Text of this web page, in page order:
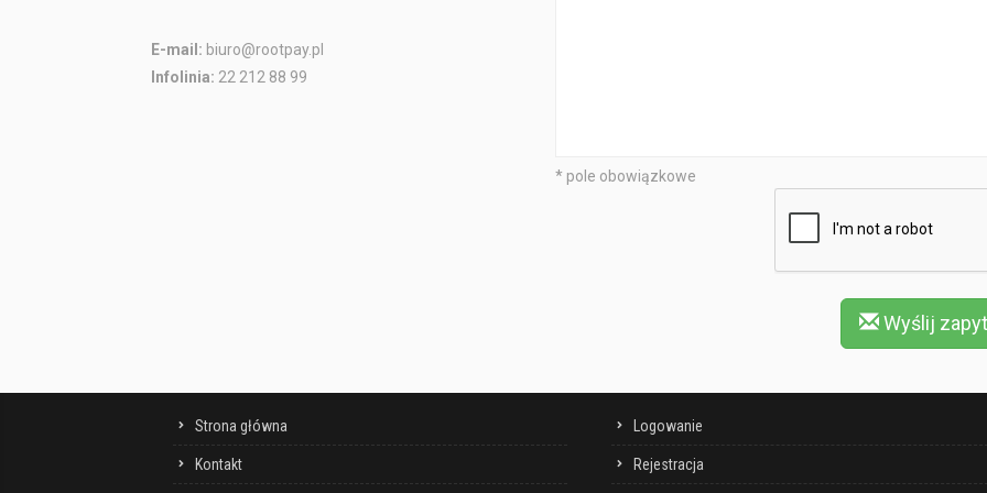
E-mail: biuro@rootpay.pl
Infolinia: 22 212 88 99
* pole obowiązkowe
Wyślij
Strona główna
Kontakt
Logowanie
Rejestracja